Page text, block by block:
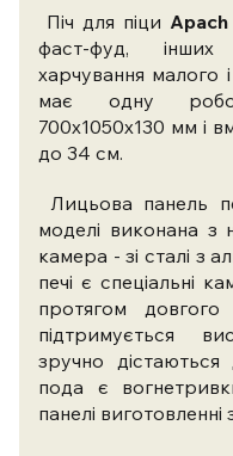
Піч для піци
фаст-фуд, інших
харчування малого
має одну
700х1050х130 мм і
до 34 см.
Лицьова панель
моделі виконана з
камера - зі сталі з
печі є спеціальні
протягом
підтримується
зручно
пода є
панелі виготовленні